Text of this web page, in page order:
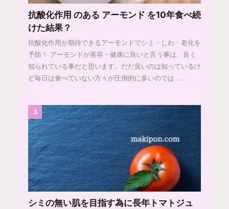
抗酸化作用 のある アーモンド を10年食べ続
けた結果？
抗酸化作用が期待できるアーモンドでシミ・しわ・老化を
予防！ アーモンドが美容・健康に良いと言う事は、良く
知られている事だと思います。だだ良いのは知っているけ
ど毎日は食べていない方々が圧倒的に多いのでは ...
3
シミの無い肌を目指す為に長年トマトジュ